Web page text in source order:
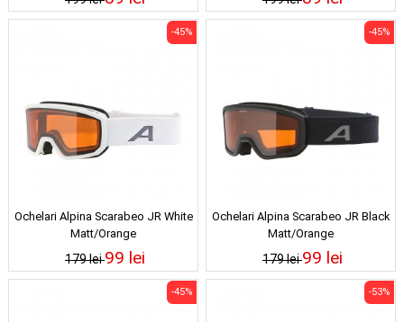
Ochelari Alpina Scarabeo JR White
Matt/Orange
179 lei
-45%
99 lei
Ochelari Alpina Scarabeo JR Black
Matt/Orange
179 lei
-45%
99 lei
-45% -53%